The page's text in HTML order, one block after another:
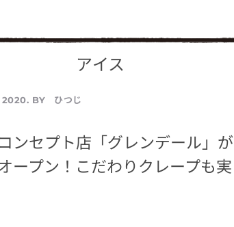
アイス
2020. BY
ひつじ
ンセプト店「グレンデール」が
ープン！こだわりクレープも実